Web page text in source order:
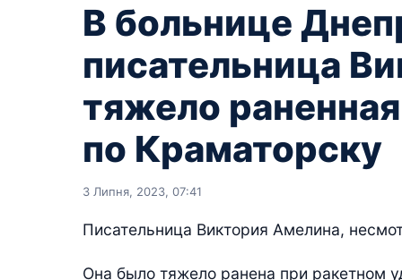
В больнице
писательница
тяжело
по Краматорску
3 Липня, 2023, 07:41
Писательница Виктория Амелина,
Она было тяжело ранена при ракетном